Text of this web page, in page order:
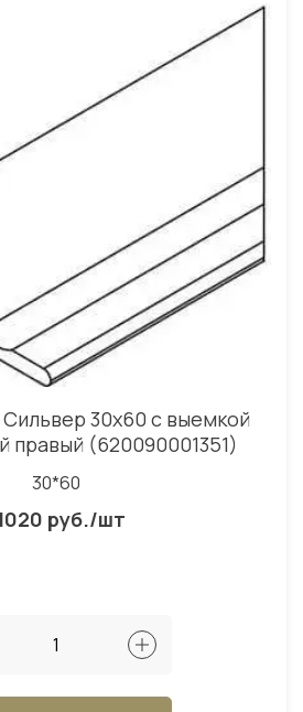
30x60 с выемкой
правый (620090001351)
30*60
руб./шт